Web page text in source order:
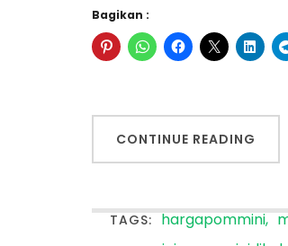
Bagikan :
CONTINUE READING
TAGS: hargapommini